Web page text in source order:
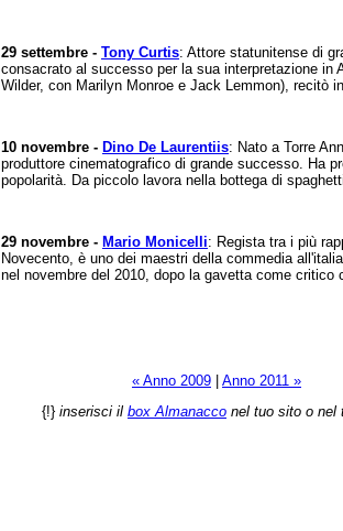
29 settembre - Tony Curtis: Attore statunitense di
consacrato al successo per la sua interpretazione in
Wilder, con Marilyn Monroe e Jack Lemmon), recitò
10 novembre - Dino De Laurentiis: Nato a Torre
produttore cinematografico di grande successo. Ha
popolarità. Da piccolo lavora nella bottega di
29 novembre - Mario Monicelli: Regista tra i più
Novecento, è uno dei maestri della commedia
nel novembre del 2010, dopo la gavetta come critico
« Anno 2009
Anno 2011 »
{!} inserisci il box Almanacco nel tuo sito o nel